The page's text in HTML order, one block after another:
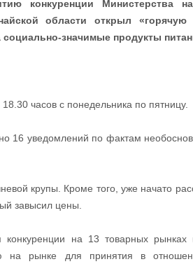
конкуренции Министерства
области открыл
значимые продукты
часов с понедельника по пятницу.
16 уведомлений по фактам
крупы. Кроме того, уже начато
завысил цены.
конкуренции на 13 товарных рынках
на рынке для принятия в